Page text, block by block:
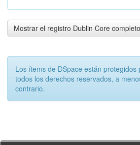
Mostrar el registro Dublin Core
Los ítems de DSpace están protegidos
todos los derechos reservados, a
contrario.